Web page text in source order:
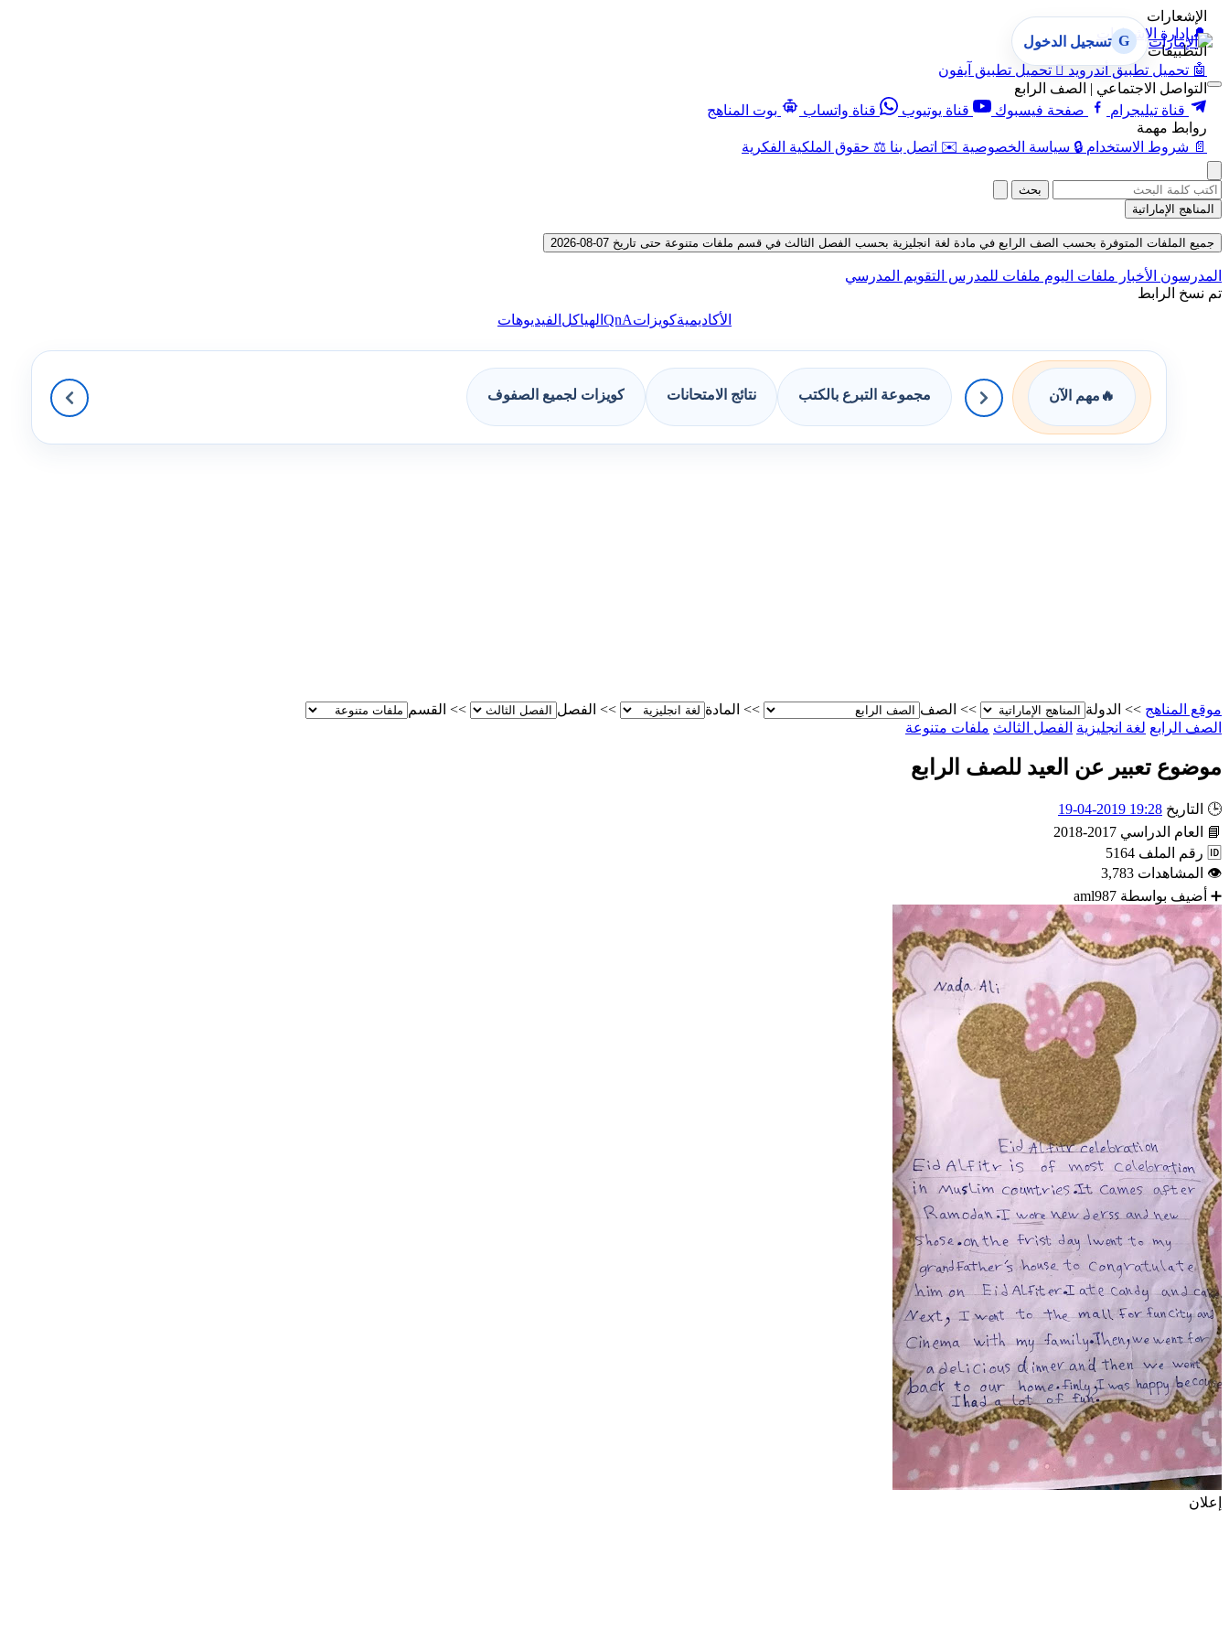
الإشعارات
🔔 إدارة الإشعارات
التطبيقات
🤖 تحميل تطبيق أندرويد  تحميل تطبيق آيفون
التواصل الاجتماعي | الصف الرابع
قناة تيليجرام
صفحة فيسبوك قناة يوتيوب قناة واتساب
بوت المناهج
روابط مهمة
📄 شروط الاستخدام 🔒 سياسة الخصوصية ✉️ اتصل بنا ⚖️ حقوق الملكية الفكرية
G تسجيل الدخول
بحث
المناهج الإماراتية
جميع الملفات المتوفرة بحسب الصف الرابع في مادة لغة انجليزية بحسب الفصل الثالث في قسم ملفات متنوعة حتى تاريخ 07-08-2026
المدرسون الأخبار ملفات اليوم ملفات للمدرس التقويم المدرسي
تم نسخ الرابط
الأكاديميةكويزاتQnA الهياكل الفيديوهات
🔥 مهم الآن مجموعة التبرع بالكتب نتائج الامتحانات كويزات لجميع الصفوف
موقع المناهج >> الدولة >> الصف >> المادة >> الفصل >> القسم
الصف الرابع لغة انجليزية الفصل الثالث ملفات متنوعة
موضوع تعبير عن العيد للصف الرابع
🕒 التاريخ 19:28 2019-04-19
📘
العام الدراسي 2017-2018
🆔 رقم الملف 5164
👁 المشاهدات 3,783
➕ أضيف بواسطة aml987
إعلان